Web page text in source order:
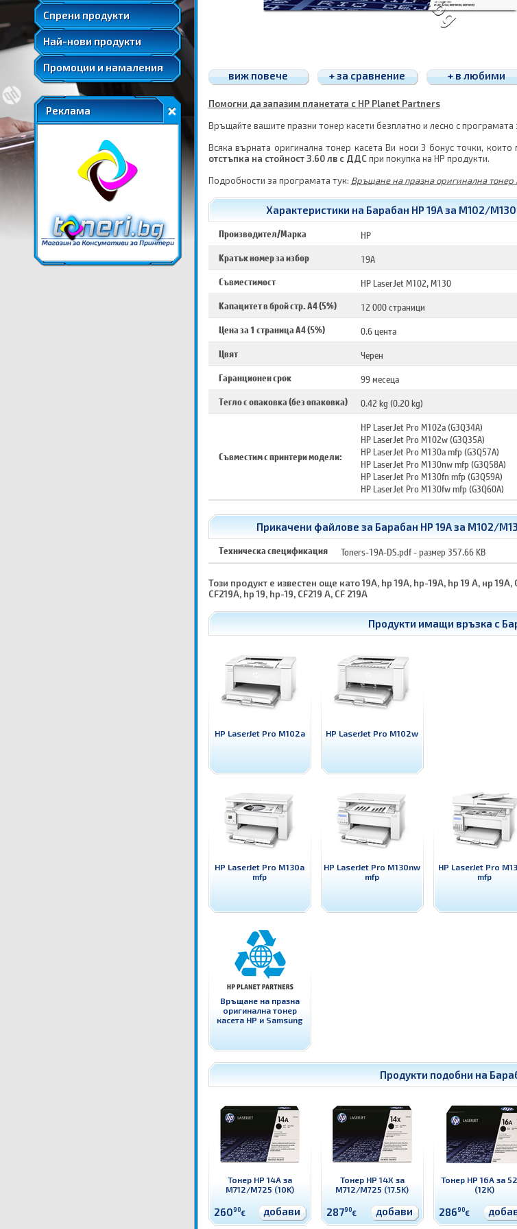
Спрени продукти
Удължени и допълнителни гаранции
Най-нови продукти
Промоции и намаления
Реклама
виж повече + за сравнение + в любими
Помогни да запазим планетата с HP Planet Partners
Връщайте вашите празни тонер касети безплатно и лесно с програмата
Всяка върната оригинална тонер касета Ви носи 3 бонус точки,
отстъпка на стойност 3.60 лв с ДДС при покупка на HP продукти.
Подробности за програмата тук: Връщане на празна оригинална тонер
Характеристики на Барабан HP 19A за M102/M130
Производител/Марка
HP
Кратък номер за избор
19A
Съвместимост
HP LaserJet M102, M130
Капацитет в брой стр. A4 (5%)
12 000 страници
Цена за 1 страница A4 (5%)
0.6 цента
Цвят
Черен
Гаранционен срок
99 месеца
Тегло с опаковка (без опаковка)
0.42 kg (0.20 kg)
Съвместим с принтери модели:
HP LaserJet Pro M102a (G3Q34A)
HP LaserJet Pro M102w (G3Q35A)
HP LaserJet Pro M130a mfp (G3Q57A)
HP LaserJet Pro M130nw mfp (G3Q58A)
HP LaserJet Pro M130fn mfp (G3Q59A)
HP LaserJet Pro M130fw mfp (G3Q60A)
Прикачени файлове за Барабан HP 19A за M102/
Техническа спецификация Toners-19A-DS.pdf- размер 357.66 KB
Този продукт е известен още като 19A, hp 19A, hp-19A, hp 19 A, нр 19А,
CF219A, hp 19, hp-19, CF219 A, CF 219A
Продукти имащи връзка с
HP LaserJet Pro M102a HP LaserJet Pro M102w
HP LaserJet Pro M130a
mfp
HP LaserJet Pro M130nw
mfp
HP LaserJet Pro
mfp
Връщане на празна
оригинална тонер
касета HP и Samsung
Продукти подобни на
Тонер HP 14A за
M712/M725 (10K)
26090€ добави
Тонер HP 14X за
M712/M725 (17.5K)
28790€ добави
Тонер HP 16A за
(12K)
28690€